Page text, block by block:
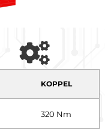
KOPPEL
320 Nm